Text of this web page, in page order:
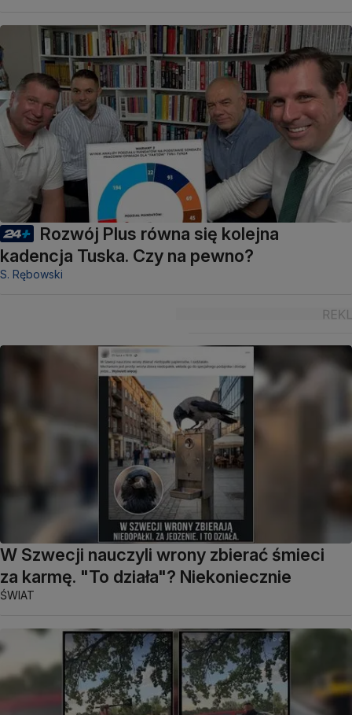
Rozwój Plus równa się kolejna
kadencja Tuska. Czy na pewno?
S. Rębowski
W Szwecji nauczyli wrony zbierać śmieci
za karmę. "To działa"? Niekoniecznie
ŚWIAT